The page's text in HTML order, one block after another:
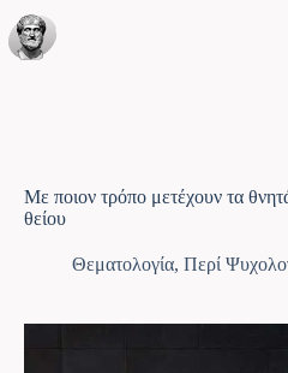
Με ποιον τρόπο μετέχουν τα
θείου
Θεματολογία, Περί